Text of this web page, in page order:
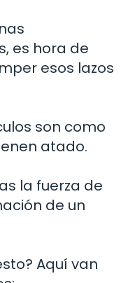
es hora de
esos lazos
son como
atado.
la fuerza de
de un
Aquí van